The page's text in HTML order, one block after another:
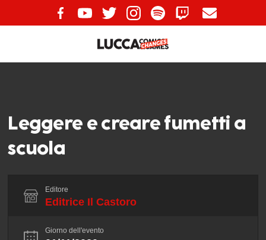
Leggere e creare fumetti a
scuola
Editore
Editrice Il Castoro
Giorno dell'evento